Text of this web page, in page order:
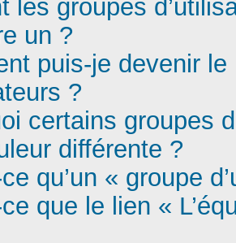
les groupes
un ?
puis-je devenir le
?
certains groupes
différente ?
ce qu’un « groupe
ce que le lien «